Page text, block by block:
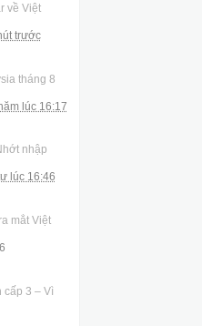
về Việt
trước
tháng 8
lúc 16:17
nhập
lúc 16:46
mắt Việt
cấp 3 – Vì